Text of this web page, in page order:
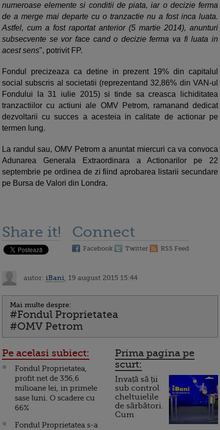
numeroase elemente si conditii de piata, iar o decizie ferma
de a merge mai departe cu o tranzactie nu a fost inca luata.
Astfel, cum a fost raportat anterior (5 martie 2014), anunturi
subsecvente se vor face cand o decizie ferma va fi luata in
acest sens", potrivit FP.
Fondul precizeaza ca detine in prezent 19% din capitalul
social subscris al societatii (reprezentand 32,86% din VAN-ul
Fondului la 31 iulie 2015) si tinde sa creasca lichiditatea
tranzactiilor cu actiuni ale OMV Petrom, ramanand dedicat
dezvoltarii cu succes a acesteia in calitate de actionar pe
termen lung.
La randul sau, OMV Petrom a anuntat miercuri ca va convoca
Adunarea Generala Extraordinara a Actionarilor pe 22
septembrie pe ordinea de zi fiind aprobarea listarii secundare
pe Bursa de Valori din Londra.
Share it! Connect
Facebook Twitter RSS Feed
autor: iBani , 19 august 2015 15:44
Mai multe despre:
#Fondul Proprietatea
#OMV Petrom
Pe acelasi subiect:
Fondul Proprietatea,
profit net de 356,6
milioane lei, in primele
sase luni. O scadere cu
66%
Fondul Proprietatea s-a
Prima pagina pe
scurt:
Invață să ții
sub control
cheltuielile
de sărbători.
Cum